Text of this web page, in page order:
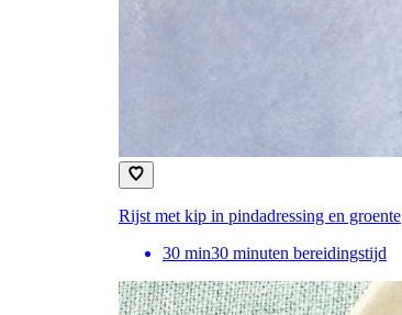
Rijst met kip in pindadressing en groente
30 min30 minuten bereidingstijd